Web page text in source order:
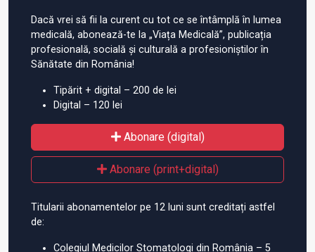
Dacă vrei să fii la curent cu tot ce se întâmplă în lumea
medicală, abonează-te la „Viața Medicală”, publicația
profesională, socială și culturală a profesioniștilor în
Sănătate din România!
Tipărit + digital – 200 de lei
Digital – 120 lei
Abonare (digital)
Abonare (print+digital)
Titularii abonamentelor pe 12 luni sunt creditați astfel
de:
Colegiul Medicilor Stomatologi din România – 5